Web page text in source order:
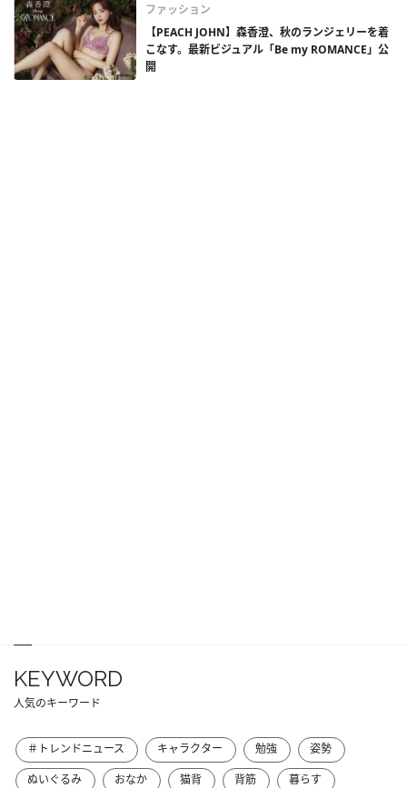
ファッション
【PEACH JOHN】森香澄、秋のランジェリーを着
こなす。最新ビジュアル「Be my ROMANCE」公
開
KEYWORD
人気のキーワード
＃トレンドニュース キャラクター 勉強
姿勢
ぬいぐるみ
おなか 猫背 背筋
暮らす